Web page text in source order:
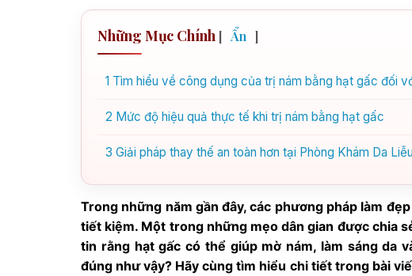
Những Mục Chính [ Ẩn ]
1 Tìm hiểu về công dụng của trị nám bằng hạt gấc đối
2 Mức độ hiệu quả thực tế khi trị nám bằng hạt gấc
3 Giải pháp thay thế an toàn hơn tại Phòng Khám Da
Trong những năm gần đây, các phương pháp làm
tiết kiệm. Một trong những mẹo dân gian được chia
tin rằng hạt gấc có thể giúp mờ nám, làm sáng da
đúng như vậy? Hãy cùng tìm hiểu chi tiết trong bài